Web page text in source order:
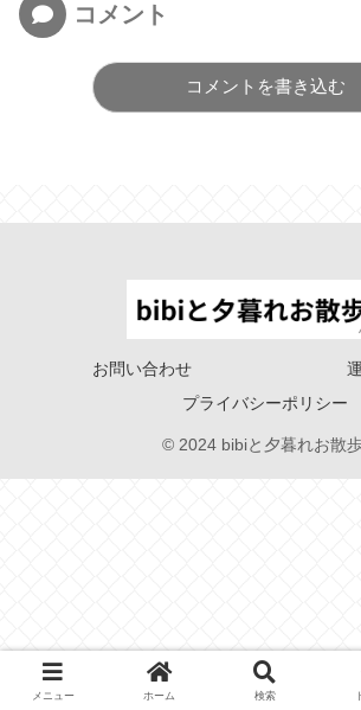
コメント
コメントを書き込む
お問い合わせ
プライバシーポリシー
© 2024 bibiと夕暮れお散
メニュー ホーム 検索